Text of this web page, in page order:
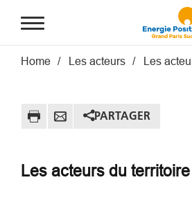
Fil d'Ariane
Home Les acteurs Les
PARTAGER
Les acteurs du territoire